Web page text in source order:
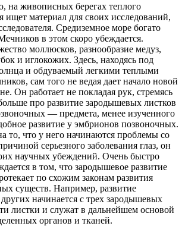
на живописных берегах теплого
ищет материал для своих исследований,
Средиземное море богато
в этом скоро убеждается.
моллюсков, разнообразие медуз,
и иглокожих. Здесь, находясь под
и обдуваемый легкими теплыми
сам того не ведая дает начало новой
Он работает не покладая рук, стремясь
про развитие зародышевых листков
— предмета, менее изученного
развитие у эмбрионов позвоночных.
то, что у него начинаются проблемы со
серьезного заболевания глаз, он
научных убеждений. Очень быстро
в том, что зародышевое развитие
по схожим законам развития
существ. Например, развитие
начинается с трех зародышевых
листки и служат в дальнейшем основой
органов и тканей.